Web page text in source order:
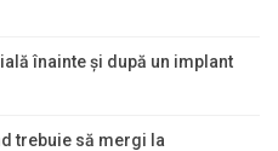
înainte și după un implant
trebuie să mergi la